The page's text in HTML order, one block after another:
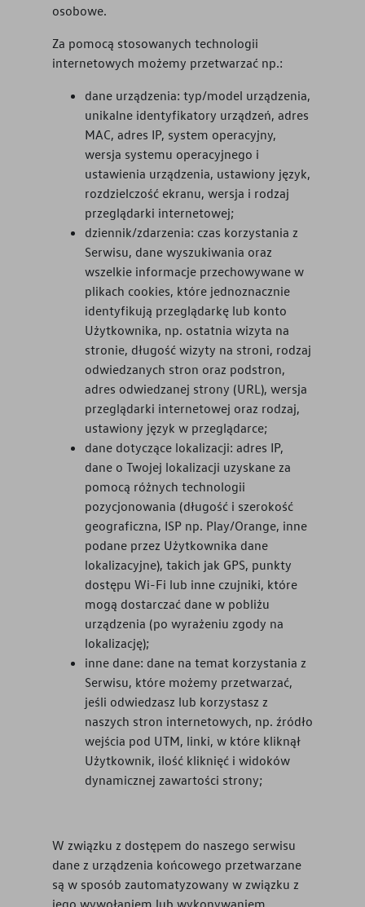
osobowe.
Za pomocą stosowanych technologii
internetowych możemy przetwarzać np.:
dane urządzenia: typ/model urządzenia,
unikalne identyfikatory urządzeń, adres
MAC, adres IP, system operacyjny,
wersja systemu operacyjnego i
ustawienia urządzenia, ustawiony język,
rozdzielczość ekranu, wersja i rodzaj
przeglądarki internetowej;
dziennik/zdarzenia: czas korzystania z
Serwisu, dane wyszukiwania oraz
wszelkie informacje przechowywane w
plikach cookies, które jednoznacznie
identyfikują przeglądarkę lub konto
Użytkownika, np. ostatnia wizyta na
stronie, długość wizyty na stroni, rodzaj
odwiedzanych stron oraz podstron,
adres odwiedzanej strony (URL), wersja
przeglądarki internetowej oraz rodzaj,
ustawiony język w przeglądarce;
dane dotyczące lokalizacji: adres IP,
dane o Twojej lokalizacji uzyskane za
pomocą różnych technologii
pozycjonowania (długość i szerokość
geograficzna, ISP np. Play/Orange, inne
podane przez Użytkownika dane
lokalizacyjne), takich jak GPS, punkty
dostępu Wi-Fi lub inne czujniki, które
mogą dostarczać dane w pobliżu
urządzenia (po wyrażeniu zgody na
lokalizację);
inne dane: dane na temat korzystania z
Serwisu, które możemy przetwarzać,
jeśli odwiedzasz lub korzystasz z
naszych stron internetowych, np. źródło
wejścia pod UTM, linki, w które kliknął
Użytkownik, ilość kliknięć i widoków
dynamicznej zawartości strony;
W związku z dostępem do naszego serwisu
dane z urządzenia końcowego przetwarzane
są w sposób zautomatyzowany w związku z
jego wywołaniem lub wykonywaniem